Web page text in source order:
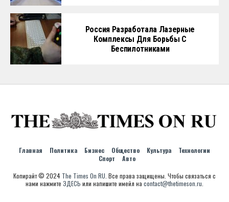
Россия Разработала Лазерные
Комплексы Для Борьбы С
Беспилотниками
Главная Политика Бизнес Общество Культура
Технологии
Спорт
Авто
Копирайт © 2024 The Times On RU . Все права защищены. Чтобы связаться с
нами нажмите ЗДЕСЬ или напишите имейл на contact@thetimeson.ru